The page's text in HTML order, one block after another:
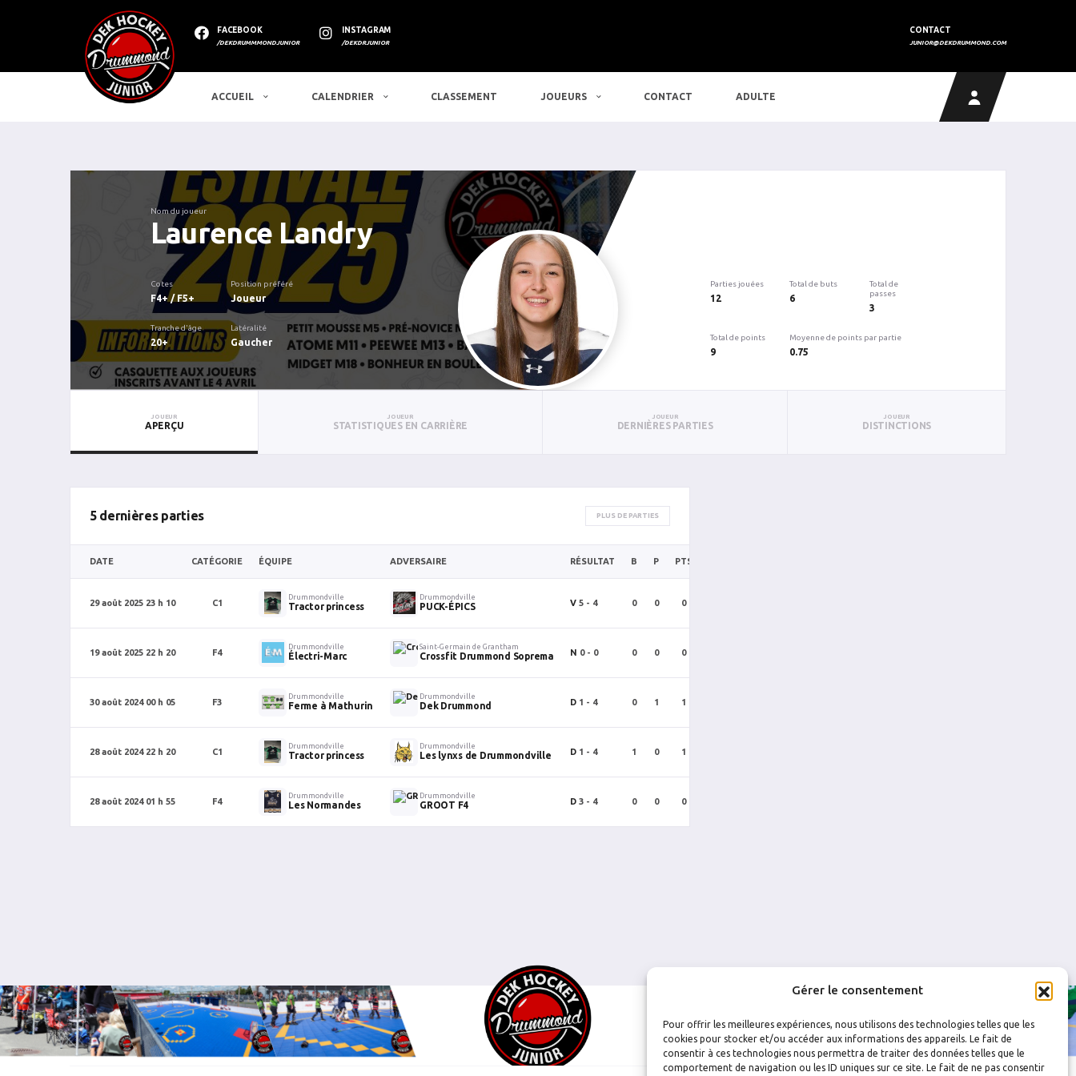
Gérer le consentement
Pour offrir les meilleures expériences, nous utilisons des technologies telles que les
cookies pour stocker et/ou accéder aux informations des appareils. Le fait de
consentir à ces technologies nous permettra de traiter des données telles que le
comportement de navigation ou les ID uniques sur ce site. Le fait de ne pas consentir
FACEBOOK
/DEKDRUMMMONDJUNIOR
INSTAGRAM
/DEKDRJUNIOR
CONTACT
JUNIOR@DEKDRUMMOND.COM
ACCUEIL CALENDRIER CLASSEMENT JOUEURS CONTACT ADULTE
Nom du joueur
Laurence Landry
Cotes
F4+ / F5+
Position préféré
Joueur
Tranche d'âge
20+
Latéralité
Gaucher
Parties jouées
12
Total de buts
6
Total de
passes
3
Total de points
9
Moyenne de points par partie
0.75
JOUEUR
APERÇU
JOUEUR
STATISTIQUES EN CARRIÈRE
JOUEUR
DERNIÈRES PARTIES
JOUEUR
DISTINCTIONS
5 dernières parties PLUS DE PARTIES
DATE CATÉGORIE ÉQUIPE ADVERSAIRE RÉSULTAT B P PTS
29 août 2025 23 h 10 C1
Drummondville
Tractor princess
Drummondville
PUCK-ÉPICS V 5 - 4 0 0 0
19 août 2025 22 h 20 F4
Drummondville
Électri-Marc
Saint-Germain de Grantham
Crossfit Drummond Soprema N 0 - 0 0 0 0
30 août 2024 00 h 05 F3
Drummondville
Ferme à Mathurin
Drummondville
Dek Drummond D 1 - 4 0 1 1
28 août 2024 22 h 20 C1
Drummondville
Tractor princess
Drummondville
Les lynxs de Drummondville D 1 - 4 1 0 1
28 août 2024 01 h 55 F4
Drummondville
Les Normandes
Drummondville
GROOT F4 D 3 - 4 0 0 0